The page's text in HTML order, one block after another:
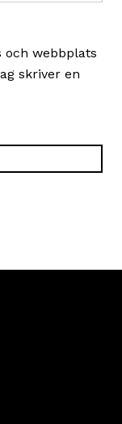
och webbplats
skriver en